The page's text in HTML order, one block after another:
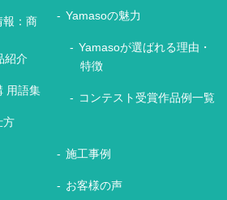
報：商
紹介
用語集
方
Yamasoの魅力
Yamasoが選ばれる理由・
特徴
コンテスト受賞作品例一覧
施工事例
お客様の声